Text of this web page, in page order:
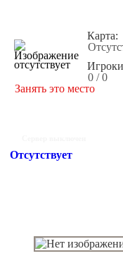
Карта:
0 / 0
Занять это место
Отсутствует